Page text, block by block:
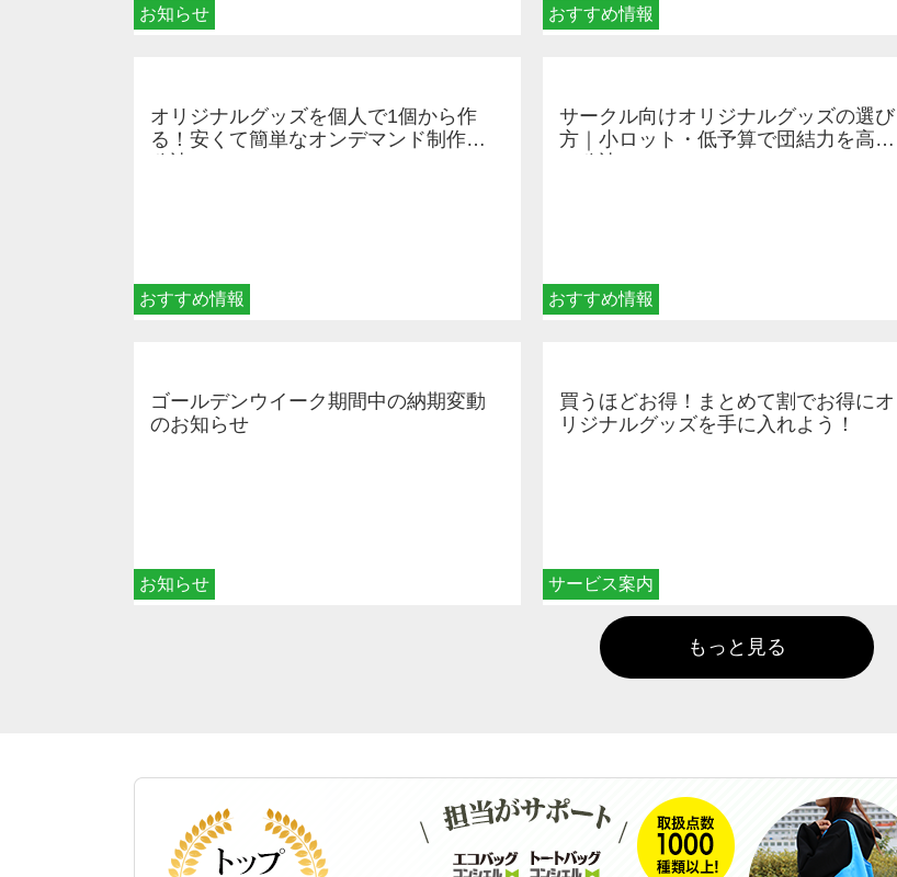
お知らせ おすすめ情報
おすすめ情報
オリジナルグッズを個人で1個から作
る！安くて簡単なオンデマンド制作の
おすすめ情報
サークル向けオリジナルグッズの選び
方｜小ロット・低予算で団結力を高め
お知らせ
ゴールデンウイーク期間中の納期変動
のお知らせ
サービス案内
買うほどお得！まとめて割でお得にオ
リジナルグッズを手に入れよう！
もっと見る